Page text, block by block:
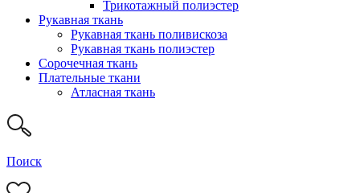
Трикотажный полиэстер
Рукавная ткань
Рукавная ткань поливискоза
Рукавная ткань полиэстер
Сорочечная ткань
Плательные ткани
Атласная ткань
Поиск